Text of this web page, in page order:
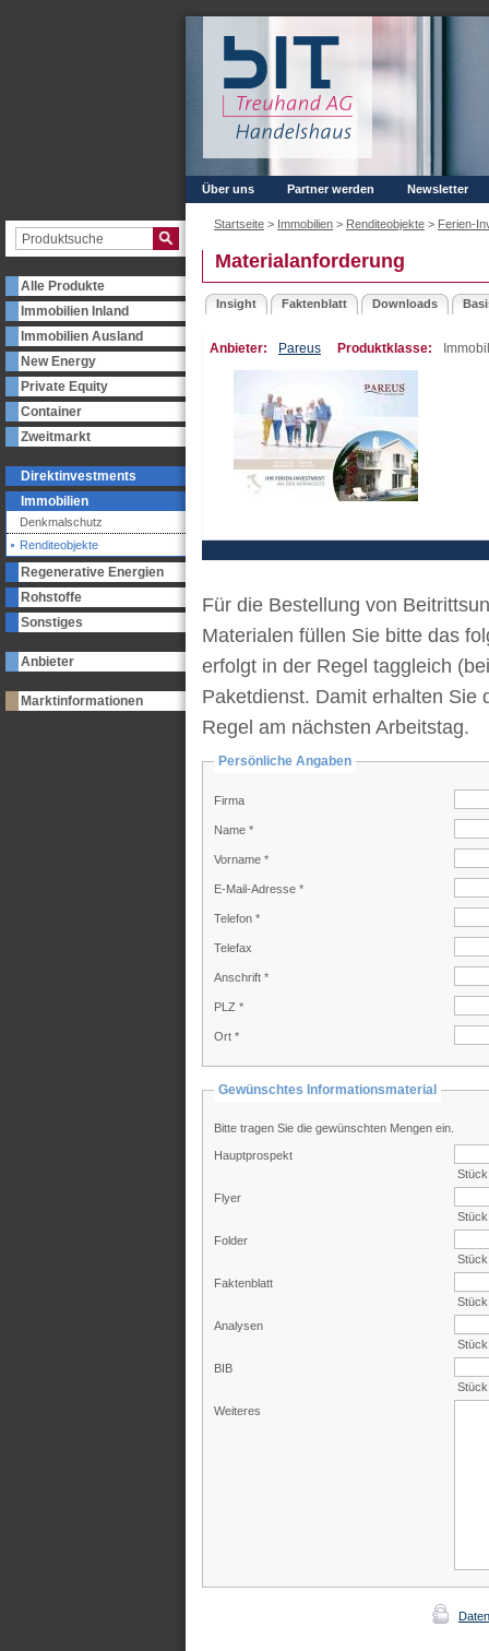
Alle Produkte
Immobilien Inland
Immobilien Ausland
New Energy
Private Equity
Container
Zweitmarkt
Direktinvestments
Immobilien
Denkmalschutz
Renditeobjekte
Regenerative Energien
Rohstoffe
Sonstiges
Anbieter
Marktinformationen
Über uns Partner werden Newsletter
Startseite > Immobilien > Renditeobjekte > Ferien-
Materialanforderung
Insight Faktenblatt Downloads
Anbieter: Pareus Produktklasse:
Für die Bestellung von
Materialen füllen Sie bitte das
erfolgt in der Regel taggleich
Paketdienst. Damit erhalten Sie
Regel am nächsten Arbeitstag.
Persönliche Angaben
Firma
Name *
Vorname *
E-Mail-Adresse *
Telefon *
Telefax
Anschrift *
PLZ *
Ort *
Gewünschtes Informationsmaterial
Bitte tragen Sie die gewünschten Mengen ein.
Hauptprospekt
Stück
Flyer
Stück
Folder
Stück
Faktenblatt
Stück
Analysen
Stück
BIB
Stück
Weiteres